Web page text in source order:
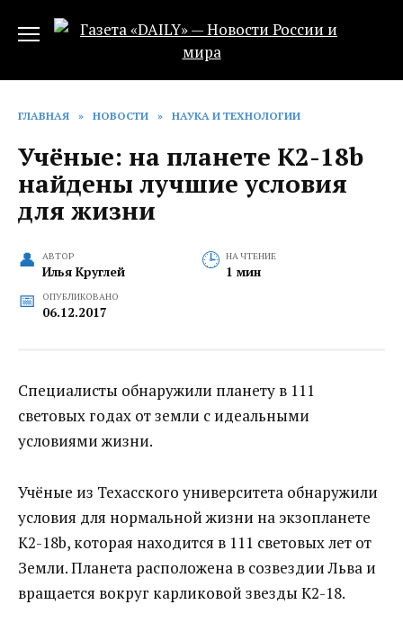
ГЛАВНАЯ » НОВОСТИ » НАУКА И ТЕХНОЛОГИИ
Учёные: на планете K2-18b
найдены лучшие условия
для жизни
АВТОР
Илья Круглей
НА ЧТЕНИЕ
1 мин
ОПУБЛИКОВАНО
06.12.2017
Специалисты обнаружили планету в 111
световых годах от земли с идеальными
условиями жизни.
Учёные из Техасского университета обнаружили
условия для нормальной жизни на экзопланете
K2-18b, которая находится в 111 световых лет от
Земли. Планета расположена в созвездии Льва и
вращается вокруг карликовой звезды K2-18.